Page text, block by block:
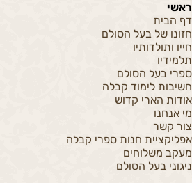
ראשי
דף הבית
חזונו של בעל הסולם
חייו ותולדותיו
תלמידיו
ספרי בעל הסולם
חשיבות לימוד קבלה
אודות הארי קדוש
מי אנחנו
צור קשר
אפליקציית חנות ספרי קבלה
מעקב משלוחים
ניגוני בעל הסולם